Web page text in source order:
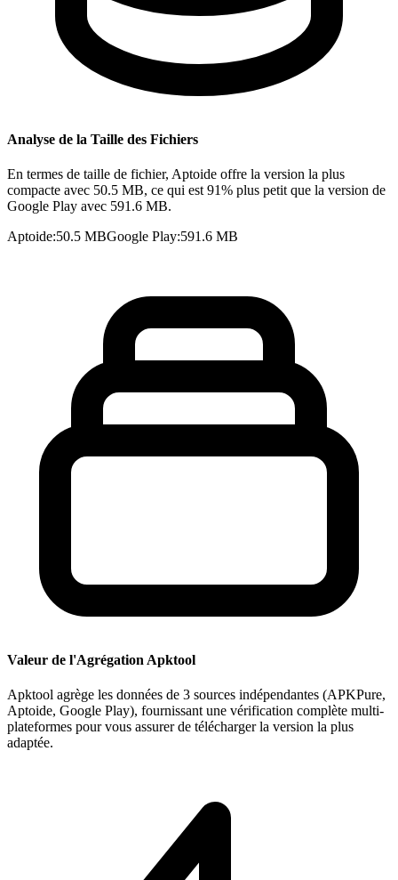
Analyse de la Taille des Fichiers
En termes de taille de fichier, Aptoide offre la version la plus
compacte avec 50.5 MB, ce qui est 91% plus petit que la version de
Google Play avec 591.6 MB.
Aptoide:50.5 MBGoogle Play:591.6 MB
Valeur de l'Agrégation Apktool
Apktool agrège les données de 3 sources indépendantes (APKPure,
Aptoide, Google Play), fournissant une vérification complète multi-
plateformes pour vous assurer de télécharger la version la plus
adaptée.